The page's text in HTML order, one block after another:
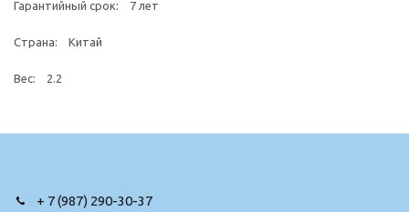
Гарантийный срок: 7 лет
Страна: Китай
Вес: 2.2
+ 7 (987) 290-30-37